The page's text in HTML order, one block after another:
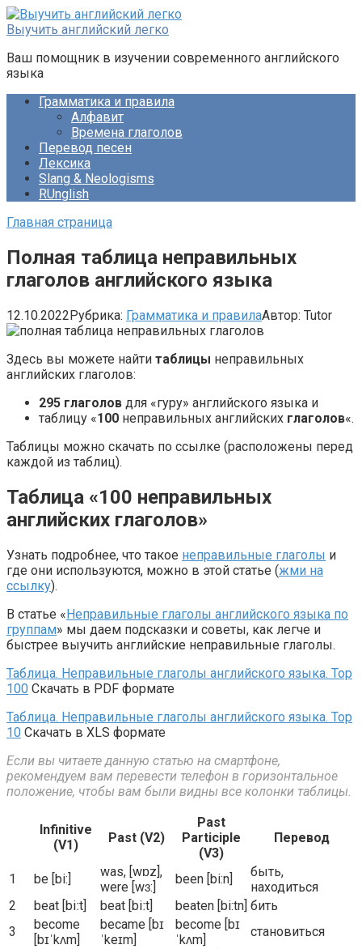
Перейти
к
Выучить английский легко
Ваш помощник в изучении современного английского
языка
Грамматика и правила
Алфавит
Времена глаголов
Перевод песен
Лексика
Slang & Neologisms
RUnglish
Главная страница
Полная таблица неправильных
глаголов английского языка
12.10.2022Рубрика: Грамматика и правилаАвтор: Tutor
Здесь вы можете найти таблицы неправильных
английских глаголов:
295 глаголов для «гуру» английского языка и
таблицу «100 неправильных английских глаголов«.
Таблицы можно скачать по ссылке (расположены перед
каждой из таблиц).
Таблица «100 неправильных
английских глаголов»
Узнать подробнее, что такое неправильные глаголы и
где они используются, можно в этой статье (жми на
ссылку).
В статье «Неправильные глаголы английского языка по
группам» мы даем подсказки и советы, как легче и
быстрее выучить английские неправильные глаголы.
Таблица. Неправильные глаголы английского языка. Top
100 Скачать в PDF формате
Таблица. Неправильные глаголы английского языка. Top
10 Скачать в XLS формате
Если вы читаете данную статью на смартфоне,
рекомендуем вам перевести телефон в горизонтальное
положение, чтобы вам были видны все колонки таблицы.
Infinitive
(V1)
Past (V2)
Past
Participle
(V3)
Перевод
1 be [bi:]
was, [wɒz],
were [wɜ:]
been [bi:n]
быть,
находиться
2
beat [biːt] beat [biːt] beaten [bi:tn] бить
3
become
[bɪˈkʌm]
became [bɪ
ˈkeɪm]
become [bɪ
ˈkʌm]
становиться